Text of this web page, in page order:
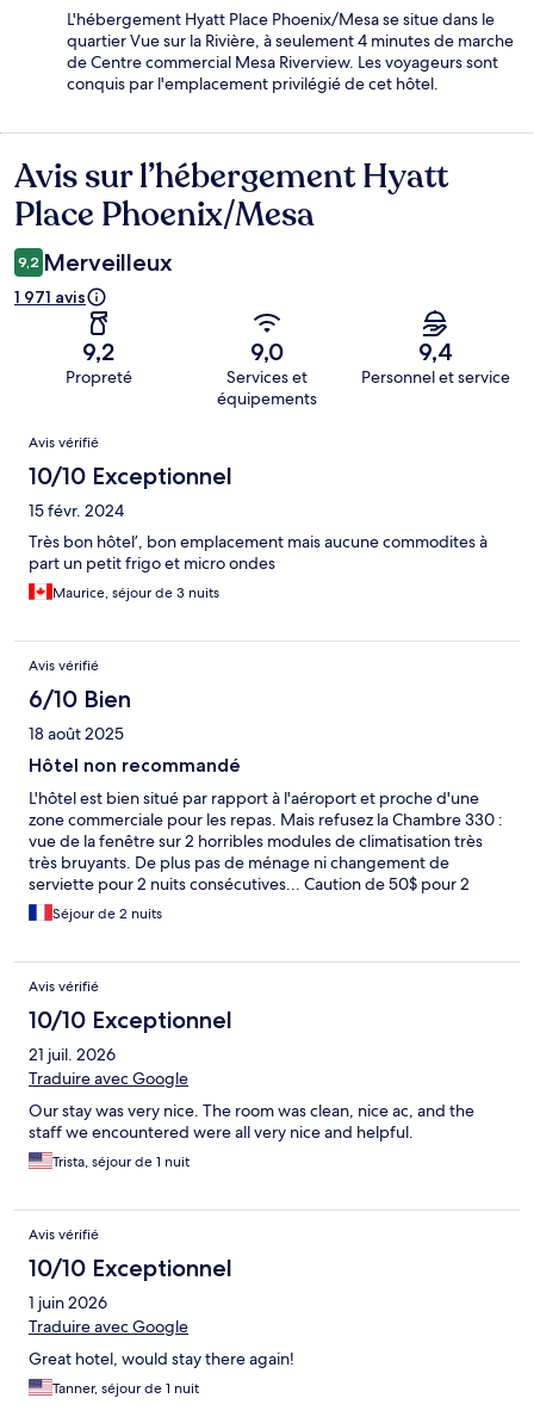
L'hébergement Hyatt Place Phoenix/Mesa se situe dans le
quartier Vue sur la Rivière, à seulement 4 minutes de marche
de Centre commercial Mesa Riverview. Les voyageurs sont
conquis par l'emplacement privilégié de cet hôtel.
Avis
Avis sur l’hébergement Hyatt
Place Phoenix/Mesa
9,2 Merveilleux
1 971 avis
9,2
Propreté
9,0
Services et
équipements
9,4
Personnel et service
Avis
Avis vérifié
10/10 Exceptionnel
15 févr. 2024
Très bon hôtel’, bon emplacement mais aucune commodites à
part un petit frigo et micro ondes
Maurice, séjour de 3 nuits
Avis vérifié
6/10 Bien
18 août 2025
Hôtel non recommandé
L'hôtel est bien situé par rapport à l'aéroport et proche d'une
zone commerciale pour les repas. Mais refusez la Chambre 330 :
vue de la fenêtre sur 2 horribles modules de climatisation très
très bruyants. De plus pas de ménage ni changement de
serviette pour 2 nuits consécutives... Caution de 50$ pour 2
nuits recréditée sur notre carte plie poil 1 mois après la 1ere nuit
passée à Phoenix !! Très pratique qd on est déjà rentré en
sous 3/4 jours sur plus de 10 hôtels différents lors de notre
séjour dans l'ouest américain (on nous avait dit lors du check out
qu'on le récupérerait sous 7 à 10 jours - ce qui est déjà en soi très
long...). Aucun souci avec d'autres hôtels de cette chaine dans
d'autres villes...
Séjour de 2 nuits
Avis vérifié
10/10 Exceptionnel
21 juil. 2026
Traduire avec Google
Our stay was very nice. The room was clean, nice ac, and the
staff we encountered were all very nice and helpful.
Trista, séjour de 1 nuit
Avis vérifié
10/10 Exceptionnel
1 juin 2026
Traduire avec Google
Great hotel, would stay there again!
Tanner, séjour de 1 nuit